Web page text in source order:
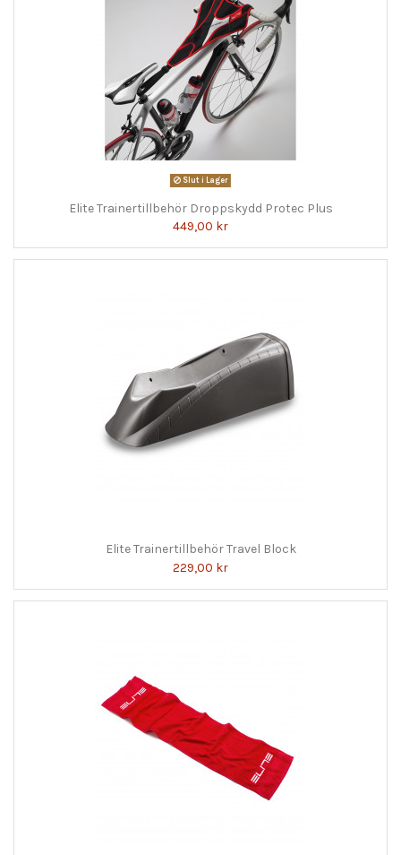
Slut i Lager
Elite Trainertillbehör Droppskydd Protec Plus
449,00 kr
Elite Trainertillbehör Travel Block
229,00 kr